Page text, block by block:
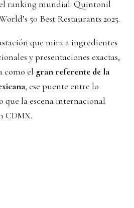
ranking mundial: Quintonil
50 Best Restaurants 2025.
que mira a ingredientes
y presentaciones exactas,
como el gran referente de la
, ese puente entre lo
que la escena internacional
CDMX.